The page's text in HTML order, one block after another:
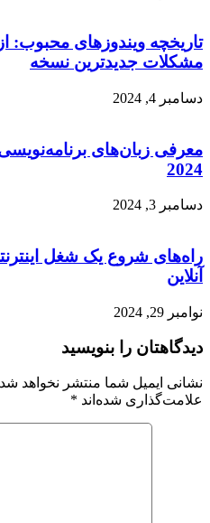
مشکلات جدیدترین نسخه
دسامبر 4, 2024
معرفی زبان‌های
2024
دسامبر 3, 2024
راه‌های شروع یک شغل
آنلاین
نوامبر 29, 2024
دیدگاهتان را بنویسید
نشانی ایمیل شما منتشر نخواهد
علامت‌گذاری شده‌اند *